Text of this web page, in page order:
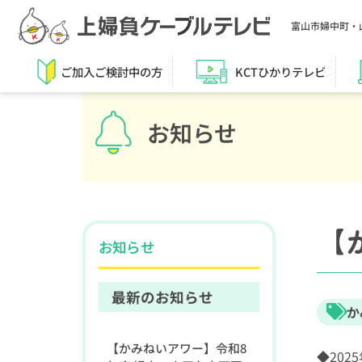
富山市婦中町
ご加入ご検討中の方 KCTひかりテレビ
お知らせ
◆2025
お知らせ
最新のお知らせ
【かみねいアワー】令和8